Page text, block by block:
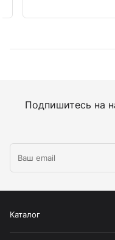
Подпишитесь на
Каталог